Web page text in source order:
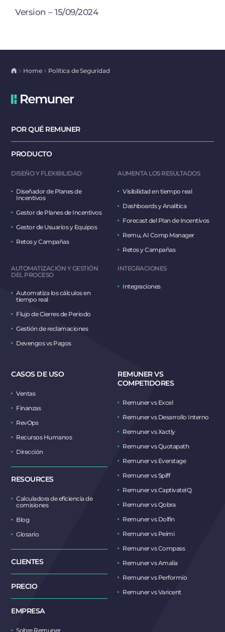
Version – 15/09/2024
Home Política de Seguridad
POR QUÉ REMUNER
PRODUCTO
DISEÑO Y FLEXIBILIDAD
Diseñador de Planes de
Incentivos
Gestor de Planes de Incentivos
Gestor de Usuarios y Equipos
Retos y Campañas
AUMENTA LOS RESULTADOS
Visibilidad en tiempo real
Dashboards y Analítica
Forecast del Plan de Incentivos
Remu, AI Comp Manager
Retos y Campañas
AUTOMATIZACIÓN Y GESTIÓN
DEL PROCESO
Automatiza los cálculos en
tiempo real
Flujo de Cierres de Periodo
Gestión de reclamaciones
Devengos vs Pagos
INTEGRACIONES
Integraciones
CASOS DE USO
Ventas
Finanzas
RevOps
Recursos Humanos
Dirección
RESOURCES
Calculadora de eficiencia de
comisiones
Blog
Glosario
CLIENTES
PRECIO
EMPRESA
Sobre Remuner
REMUNER VS
COMPETIDORES
Remuner vs Excel
Remuner vs Desarrollo Interno
Remuner vs Xactly
Remuner vs Quotapath
Remuner vs Everstage
Remuner vs Spiff
Remuner vs CaptivateIQ
Remuner vs Qobra
Remuner vs Dolfin
Remuner vs Peimi
Remuner vs Compass
Remuner vs Amalia
Remuner vs Performio
Remuner vs Varicent